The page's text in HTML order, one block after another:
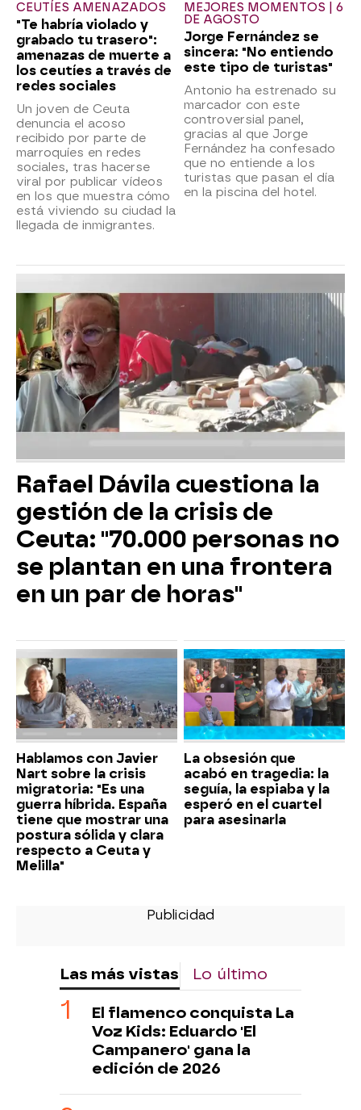
CEUTÍES AMENAZADOS
"Te habría violado y
grabado tu trasero":
amenazas de muerte a
los ceutíes a través de
redes sociales
Un joven de Ceuta
denuncia el acoso
recibido por parte de
marroquíes en redes
sociales, tras hacerse
viral por publicar vídeos
en los que muestra cómo
está viviendo su ciudad la
llegada de inmigrantes.
MEJORES MOMENTOS | 6
DE AGOSTO
Jorge Fernández se
sincera: "No entiendo
este tipo de turistas"
Antonio ha estrenado su
marcador con este
controversial panel,
gracias al que Jorge
Fernández ha confesado
que no entiende a los
turistas que pasan el día
en la piscina del hotel.
Rafael Dávila cuestiona la
gestión de la crisis de
Ceuta: "70.000 personas no
se plantan en una frontera
en un par de horas"
Hablamos con Javier
Nart sobre la crisis
migratoria: "Es una
guerra híbrida. España
tiene que mostrar una
postura sólida y clara
respecto a Ceuta y
Melilla"
La obsesión que
acabó en tragedia: la
seguía, la espiaba y la
esperó en el cuartel
para asesinarla
Las más vistas Lo último
El flamenco conquista La
Voz Kids: Eduardo 'El
Campanero' gana la
edición de 2026